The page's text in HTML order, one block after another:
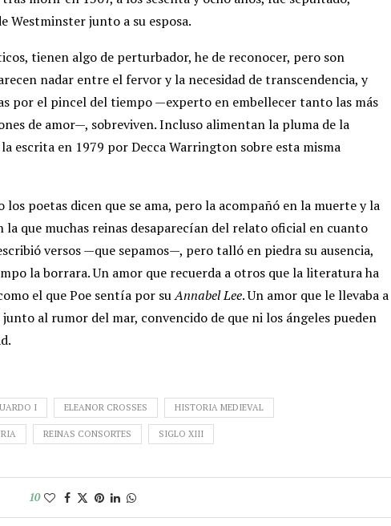
Westminster junto a su esposa.
tienen algo de perturbador, he de reconocer, pero son
nadar entre el fervor y la necesidad de transcendencia, y
por el pincel del tiempo —experto en embellecer tanto las más
de amor—, sobreviven. Incluso alimentan la pluma de la
escrita en 1979 por Decca Warrington sobre esta misma
los poetas dicen que se ama, pero la acompañó en la muerte y la
que muchas reinas desaparecían del relato oficial en cuanto
versos —que sepamos—, pero talló en piedra su ausencia,
la borrara. Un amor que recuerda a otros que la literatura ha
el que Poe sentía por suAnnabel Lee. Un amor que le llevaba a
al rumor del mar, convencido de que ni los ángeles pueden
I ELEANOR CROSSES HISTORIA MEDIEVAL
REINAS CONSORTES SIGLO XIII
10